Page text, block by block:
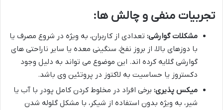
تجربیات منفی و چالش ها:
مشکلات گوارشی: تعدادی از کاربران، به ویژه در شروع مصرف یا
با دوزهای بالا، از بروز نفخ، سنگینی معده یا سایر ناراحتی های
گوارشی گلایه کرده اند. این موضوع می تواند به دلیل وجود
دکستروز یا حساسیت به لاکتوز در پروتئین وی باشد.
میکس پذیری: برخی افراد در مخلوط کردن کامل پودر با آب یا
شیر، به ویژه بدون استفاده از شیکر، با مشکل گلوله شدن